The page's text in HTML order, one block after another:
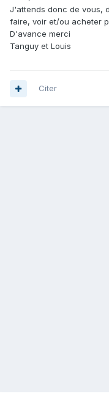
J'attends donc de vous,
faire, voir et/ou acheter
D'avance merci
Tanguy et Louis
Citer